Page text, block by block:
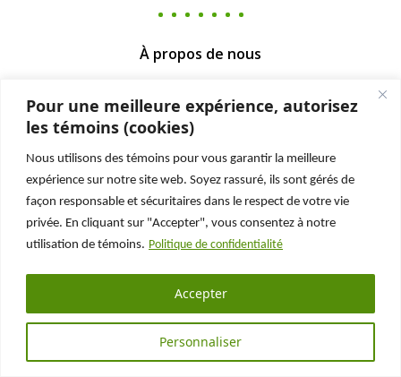
Pour une meilleure expérience, autorisez
les témoins (cookies)
Nous utilisons des témoins pour vous garantir la meilleure
expérience sur notre site web. Soyez rassuré, ils sont gérés de
façon responsable et sécuritaires dans le respect de votre vie
privée. En cliquant sur "Accepter", vous consentez à notre
utilisation de témoins. Politique de confidentialité
Personnaliser
Accepter
À propos de nous
Foire aux questions
L'inspecteur de l'inconnu
Le Fonds Legault-Dubois
Faites carrière chez nous
Sondage qualité
Programme Rénoclimat
Pour nous joindre
Téléphone: 514.286.0550